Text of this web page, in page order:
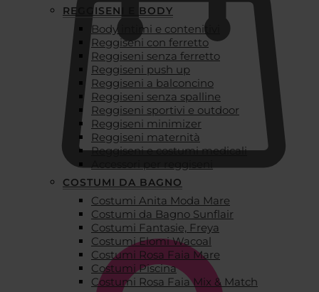
REGGISENI E BODY
Body intimi e contenitivi
Reggiseni con ferretto
Reggiseni senza ferretto
Reggiseni push up
Reggiseni a balconcino
Reggiseni senza spalline
Reggiseni sportivi e outdoor
Reggiseni minimizer
Reggiseni maternità
Reggiseni e costumi medicali
Accessori per reggiseni
COSTUMI DA BAGNO
Costumi Anita Moda Mare
Costumi da Bagno Sunflair
Costumi Fantasie, Freya
Costumi Elomi Wacoal
Costumi Rosa Faia Mare
Costumi Piscina
Costumi Rosa Faia Mix & Match